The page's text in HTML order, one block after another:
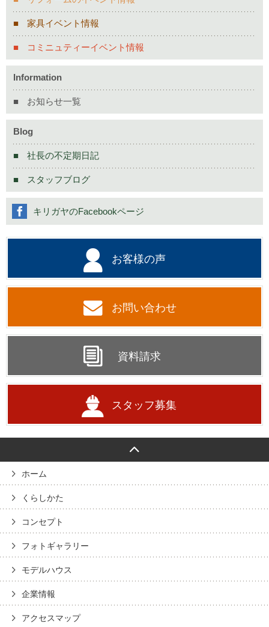
家具イベント情報
コミニュティーイベント情報
Information
お知らせ一覧
Blog
社長の不定期日記
スタッフブログ
お客様の声
お問い合わせ
資料請求
スタッフ募集
キリガヤのFacebookページ
ホーム
くらしかた
コンセプト
フォトギャラリー
モデルハウス
企業情報
アクセスマップ